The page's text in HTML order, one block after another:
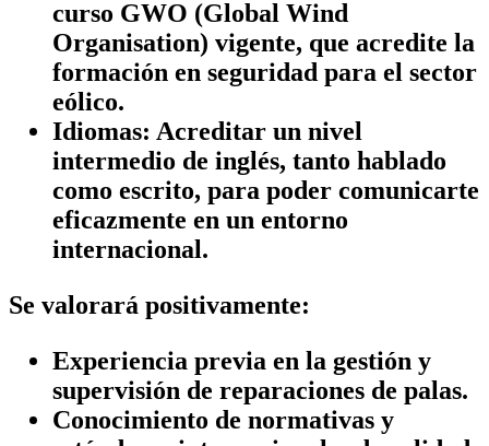
curso GWO (Global Wind
Organisation) vigente, que acredite la
formación en seguridad para el sector
eólico.
Idiomas: Acreditar un nivel
intermedio de inglés, tanto hablado
como escrito, para poder comunicarte
eficazmente en un entorno
internacional.
Se valorará positivamente:
Experiencia previa en la gestión y
supervisión de reparaciones de palas.
Conocimiento de normativas y